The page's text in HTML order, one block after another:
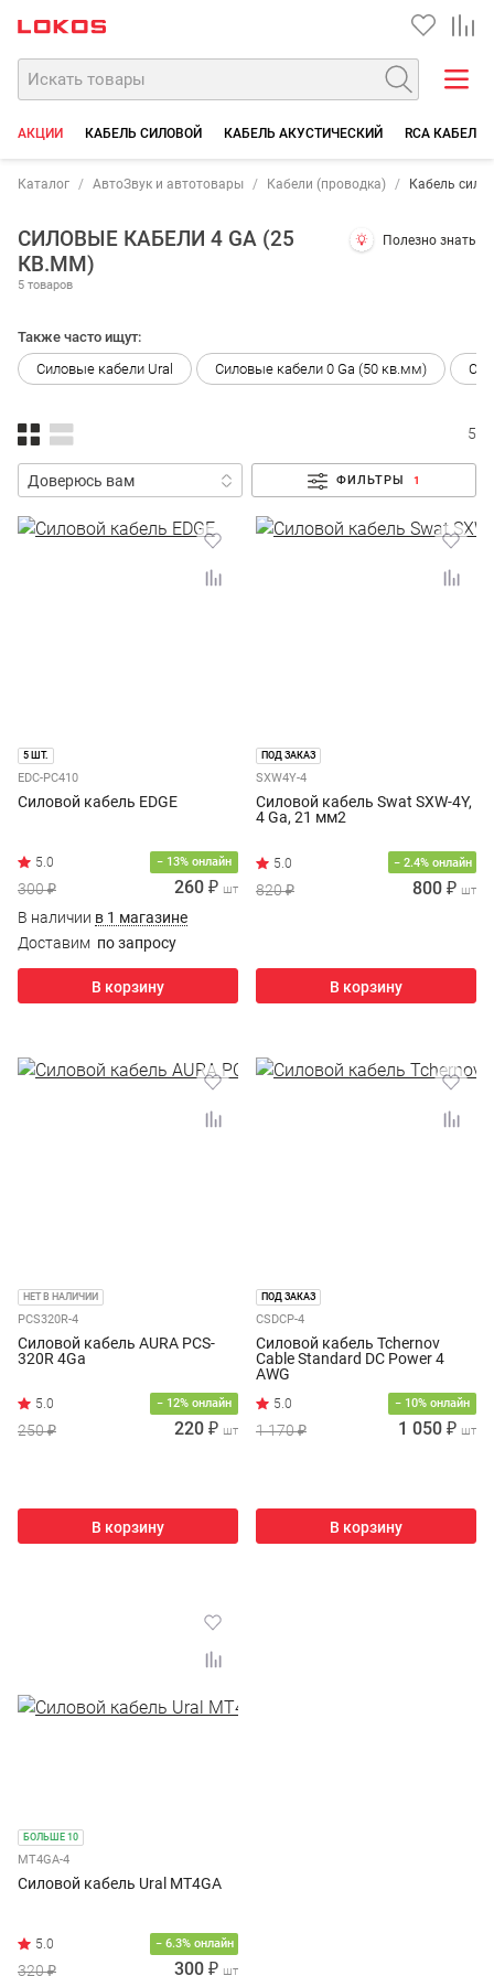
АКЦИИ КАБЕЛЬ СИЛОВОЙ КАБЕЛЬ АКУСТИЧЕСКИЙ RCA
Каталог АвтоЗвук и автотовары Кабели (проводка) Кабель
СИЛОВЫЕ КАБЕЛИ 4 GA (25
КВ.ММ)
5 товаров
Полезно знать
Также часто ищут:
Силовые кабели Ural
Силовые кабели 0 Ga (50 кв.мм)
5
ФИЛЬТРЫ 1
5 ШТ.
EDC-PC410
Силовой кабель EDGE
− 13% онлайн
300 ₽ 260 ₽ шт
В наличии в 1 магазине
Доставим по запросу
В корзину
ПОД ЗАКАЗ
SXW4Y-4
Силовой кабель Swat SXW-4Y,
4 Ga, 21 мм2
− 2.4% онлайн
820 ₽ 800 ₽ шт
В корзину
НЕТ В НАЛИЧИИ
PCS320R-4
Cиловой кабель AURA PCS-
320R 4Ga
− 12% онлайн
250 ₽ 220 ₽ шт
В корзину
ПОД ЗАКАЗ
CSDCP-4
Силовой кабель Tchernov
Cable Standard DC Power 4
AWG
− 10% онлайн
1 170 ₽ 1 050 ₽ шт
В корзину
БОЛЬШЕ 10
MT4GA-4
Силовой кабель Ural МТ4GA
− 6.3% онлайн
320 ₽ 300 ₽ шт